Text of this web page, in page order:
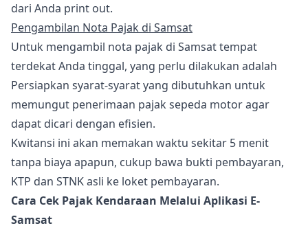
dari Anda print out.
Pengambilan Nota Pajak di Samsat
Untuk mengambil nota pajak di Samsat tempat
terdekat Anda tinggal, yang perlu dilakukan adalah
Persiapkan syarat-syarat yang dibutuhkan untuk
memungut penerimaan pajak sepeda motor agar
dapat dicari dengan efisien.
Kwitansi ini akan memakan waktu sekitar 5 menit
tanpa biaya apapun, cukup bawa bukti pembayaran,
KTP dan STNK asli ke loket pembayaran.
Cara Cek Pajak Kendaraan Melalui Aplikasi E-
Samsat